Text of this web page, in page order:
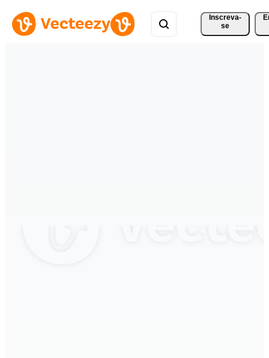
Inscreva-
se